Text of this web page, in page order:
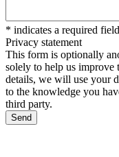
* indicates a required field
Privacy statement
This form is optionally
solely to help us improve
details, we will use your
to the knowledge you
third party.